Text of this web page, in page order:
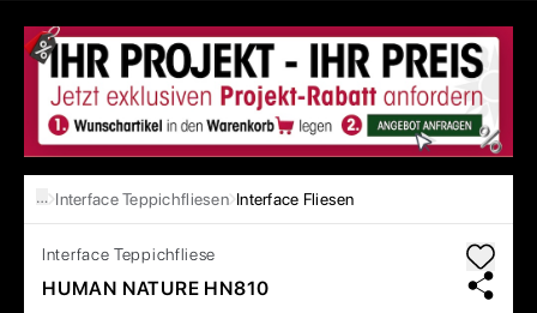
… Interface Teppichfliesen Interface Fliesen
Interface Teppichfliese
HUMAN NATURE HN810